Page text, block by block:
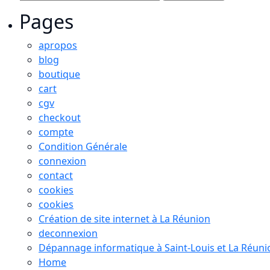
Pages
apropos
blog
boutique
cart
cgv
checkout
compte
Condition Générale
connexion
contact
cookies
cookies
Création de site internet à La Réunion
deconnexion
Dépannage informatique à Saint-Louis et La
Home